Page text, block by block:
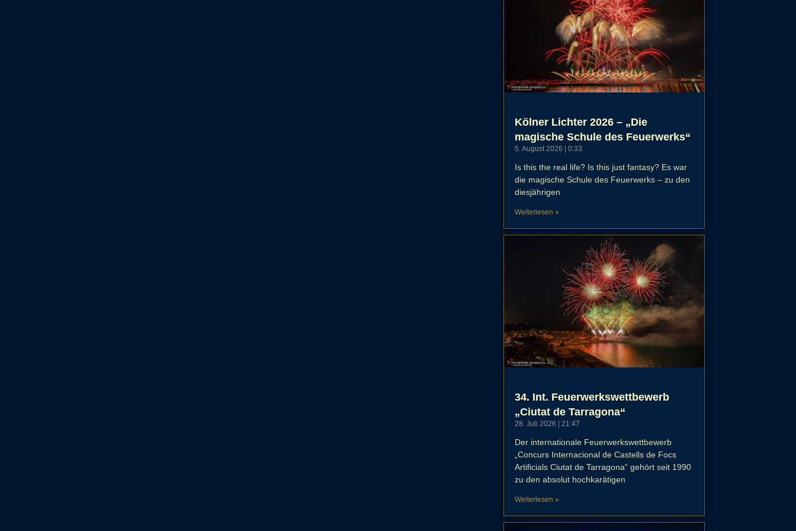
Kölner Lichter 2026 – „Die
magische Schule des Feuerwerks“
5. August 2026 0:33
Is this the real life? Is this just fantasy? Es war
die magische Schule des Feuerwerks – zu den
diesjährigen
Weiterlesen »
34. Int. Feuerwerkswettbewerb
„Ciutat de Tarragona“
28. Juli 2026 21:47
Der internationale Feuerwerkswettbewerb
„Concurs Internacional de Castells de Focs
Artificials Ciutat de Tarragona“ gehört seit 1990
zu den absolut hochkarätigen
Weiterlesen »